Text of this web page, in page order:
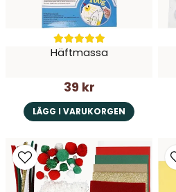
Häftmassa
39 kr
LÄGG I VARUKORGEN